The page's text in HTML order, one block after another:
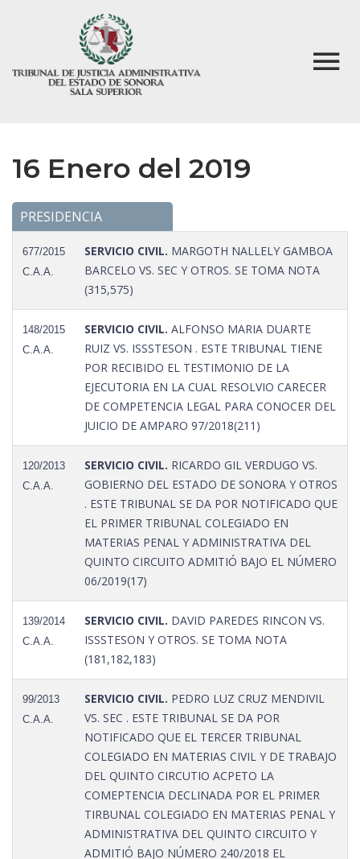
16 Enero del 2019
PRESIDENCIA
677/2015
C.A.A.
SERVICIO CIVIL. MARGOTH NALLELY GAMBOA
BARCELO VS. SEC Y OTROS. SE TOMA NOTA
(315,575)
148/2015
C.A.A.
SERVICIO CIVIL. ALFONSO MARIA DUARTE
RUIZ VS. ISSSTESON . ESTE TRIBUNAL TIENE
POR RECIBIDO EL TESTIMONIO DE LA
EJECUTORIA EN LA CUAL RESOLVIO CARECER
DE COMPETENCIA LEGAL PARA CONOCER DEL
JUICIO DE AMPARO 97/2018(211)
120/2013
C.A.A.
SERVICIO CIVIL. RICARDO GIL VERDUGO VS.
GOBIERNO DEL ESTADO DE SONORA Y OTROS
. ESTE TRIBUNAL SE DA POR NOTIFICADO QUE
EL PRIMER TRIBUNAL COLEGIADO EN
MATERIAS PENAL Y ADMINISTRATIVA DEL
QUINTO CIRCUITO ADMITIÓ BAJO EL NÚMERO
06/2019(17)
139/2014
C.A.A.
SERVICIO CIVIL. DAVID PAREDES RINCON VS.
ISSSTESON Y OTROS. SE TOMA NOTA
(181,182,183)
99/2013
C.A.A.
SERVICIO CIVIL. PEDRO LUZ CRUZ MENDIVIL
VS. SEC . ESTE TRIBUNAL SE DA POR
NOTIFICADO QUE EL TERCER TRIBUNAL
COLEGIADO EN MATERIAS CIVIL Y DE TRABAJO
DEL QUINTO CIRCUTIO ACPETO LA
COMEPTENCIA DECLINADA POR EL PRIMER
TIRBUNAL COLEGIADO EN MATERIAS PENAL Y
ADMINISTRATIVA DEL QUINTO CIRCUITO Y
ADMITIÓ BAJO NÚMERO 240/2018 EL